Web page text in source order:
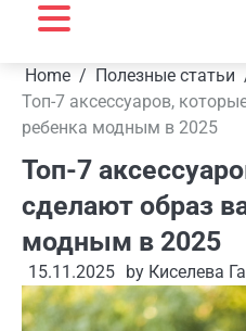
Home
Полезные статьи
Топ-7 аксессуаров,
ребенка модным в 2025
Топ-7
сделают образ
модным в 2025
15.11.2025 by Киселева